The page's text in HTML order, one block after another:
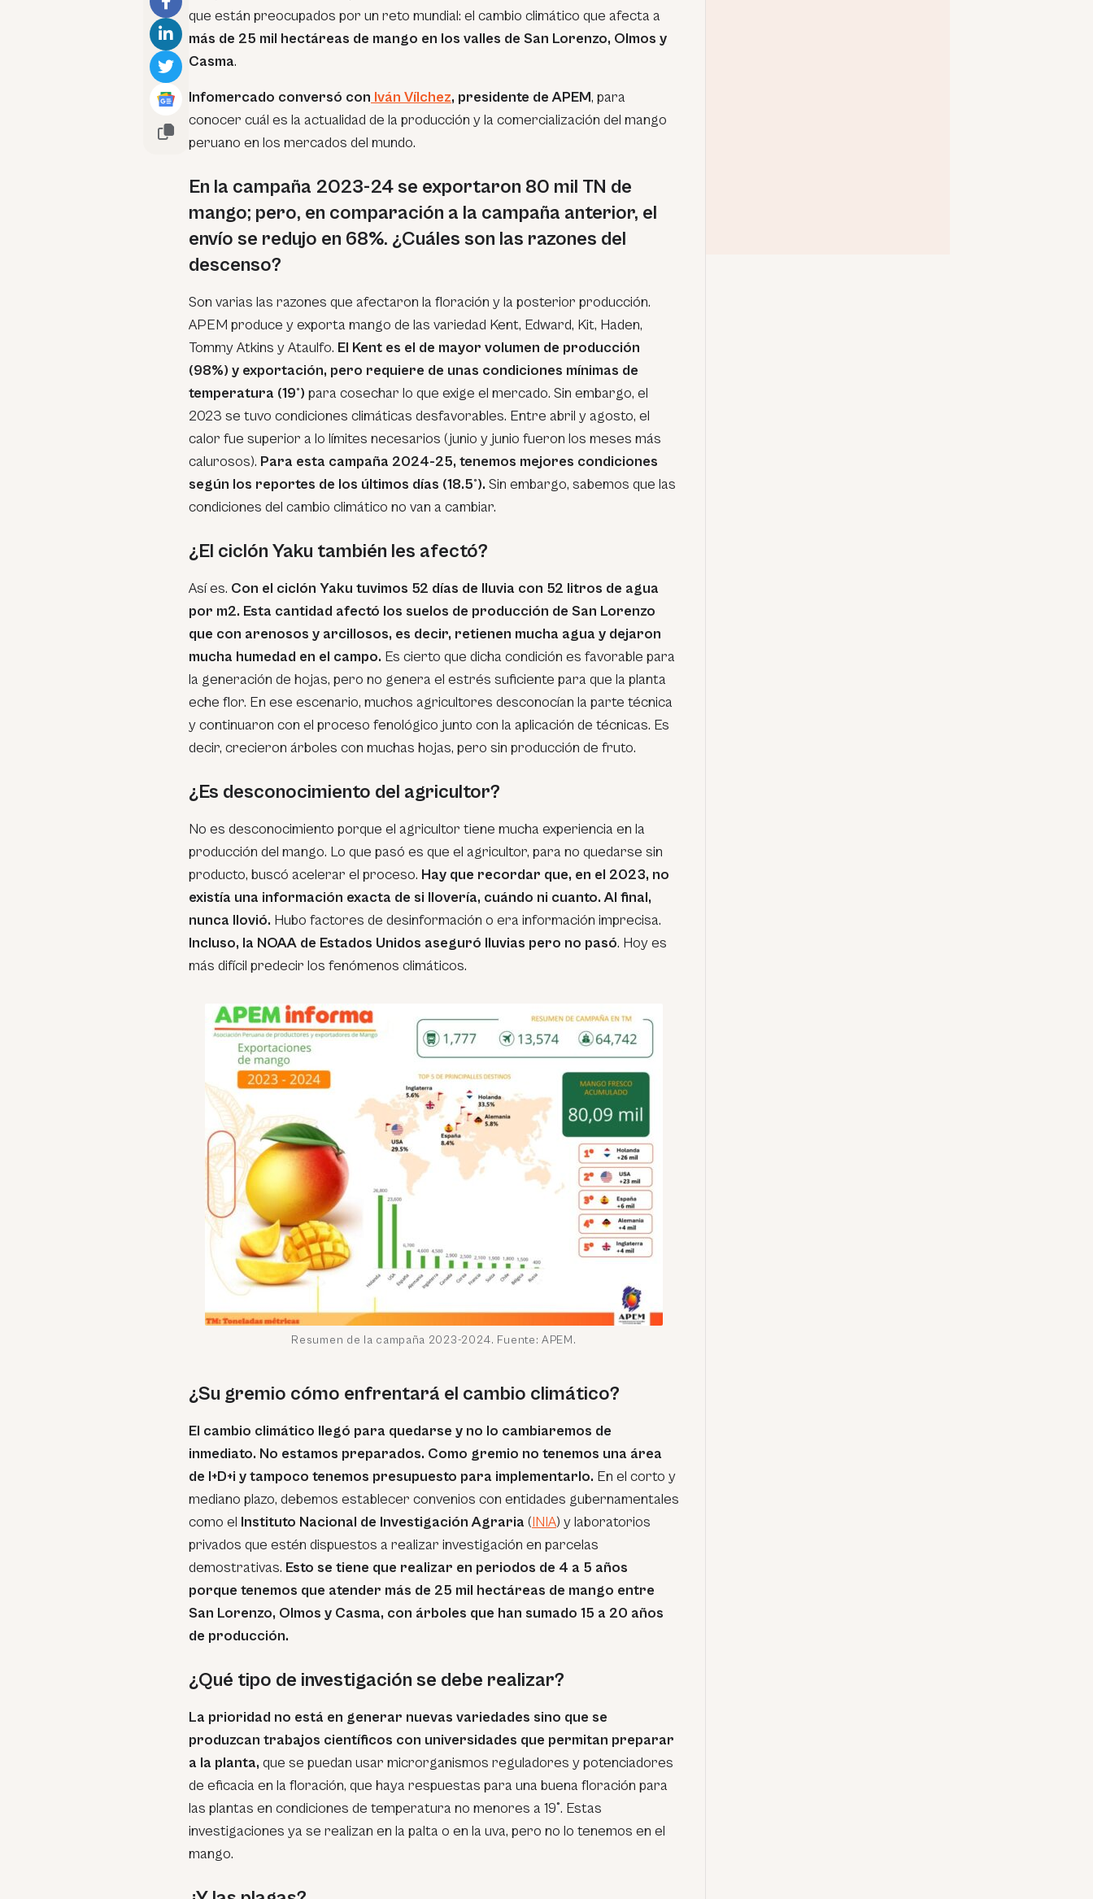
que están preocupados por un reto mundial: el cambio climático que afecta a
más de 25 mil hectáreas de mango en los valles de San Lorenzo, Olmos y
Casma.
Infomercado conversó con Iván Vílchez, presidente de APEM, para
conocer cuál es la actualidad de la producción y la comercialización del mango
peruano en los mercados del mundo.
En la campaña 2023-24 se exportaron 80 mil TN de
mango; pero, en comparación a la campaña anterior, el
envío se redujo en 68%. ¿Cuáles son las razones del
descenso?
Son varias las razones que afectaron la floración y la posterior producción.
APEM produce y exporta mango de las variedad Kent, Edward, Kit, Haden,
Tommy Atkins y Ataulfo. El Kent es el de mayor volumen de producción
(98%) y exportación, pero requiere de unas condiciones mínimas de
temperatura (19°) para cosechar lo que exige el mercado. Sin embargo, el
2023 se tuvo condiciones climáticas desfavorables. Entre abril y agosto, el
calor fue superior a lo límites necesarios (junio y junio fueron los meses más
calurosos). Para esta campaña 2024-25, tenemos mejores condiciones
según los reportes de los últimos días (18.5°). Sin embargo, sabemos que las
condiciones del cambio climático no van a cambiar.
¿El ciclón Yaku también les afectó?
Así es. Con el ciclón Yaku tuvimos 52 días de lluvia con 52 litros de agua
por m2. Esta cantidad afectó los suelos de producción de San Lorenzo
que con arenosos y arcillosos, es decir, retienen mucha agua y dejaron
mucha humedad en el campo. Es cierto que dicha condición es favorable para
la generación de hojas, pero no genera el estrés suficiente para que la planta
eche flor. En ese escenario, muchos agricultores desconocían la parte técnica
y continuaron con el proceso fenológico junto con la aplicación de técnicas. Es
decir, crecieron árboles con muchas hojas, pero sin producción de fruto.
¿Es desconocimiento del agricultor?
No es desconocimiento porque el agricultor tiene mucha experiencia en la
producción del mango. Lo que pasó es que el agricultor, para no quedarse sin
producto, buscó acelerar el proceso. Hay que recordar que, en el 2023, no
existía una información exacta de si llovería, cuándo ni cuanto. Al final,
nunca llovió. Hubo factores de desinformación o era información imprecisa.
Incluso, la NOAA de Estados Unidos aseguró lluvias pero no pasó. Hoy es
más difícil predecir los fenómenos climáticos.
Resumen de la campaña 2023-2024. Fuente: APEM.
¿Su gremio cómo enfrentará el cambio climático?
El cambio climático llegó para quedarse y no lo cambiaremos de
inmediato. No estamos preparados. Como gremio no tenemos una área
de I+D+i y tampoco tenemos presupuesto para implementarlo. En el corto y
mediano plazo, debemos establecer convenios con entidades gubernamentales
como el Instituto Nacional de Investigación Agraria (INIA) y laboratorios
privados que estén dispuestos a realizar investigación en parcelas
demostrativas. Esto se tiene que realizar en periodos de 4 a 5 años
porque tenemos que atender más de 25 mil hectáreas de mango entre
San Lorenzo, Olmos y Casma, con árboles que han sumado 15 a 20 años
de producción.
¿Qué tipo de investigación se debe realizar?
La prioridad no está en generar nuevas variedades sino que se
produzcan trabajos científicos con universidades que permitan preparar
a la planta, que se puedan usar microrganismos reguladores y potenciadores
de eficacia en la floración, que haya respuestas para una buena floración para
las plantas en condiciones de temperatura no menores a 19°. Estas
investigaciones ya se realizan en la palta o en la uva, pero no lo tenemos en el
mango.